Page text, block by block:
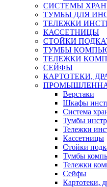
СИСТЕМЫ
ТУМБЫ ДЛЯ
ТЕЛЕЖКИ
КАССЕТНИЦЫ
СТОЙКИ
ТУМБЫ
ТЕЛЕЖКИ
СЕЙФЫ
КАРТОТЕКИ,
Верстаки
Шкафы
Система
Тумбы
Тележки
Кассетницы
Стойки
Тумбы
Тележки
Сейфы
Картотеки,